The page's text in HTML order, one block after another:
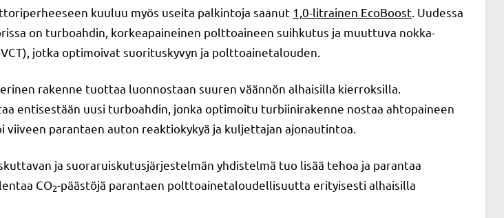
kuuluu myös useita palkintoja saanut 1,0-litrainen EcoBoost . Uudessa
on turboahdin, korkeapaineinen polttoaineen suihkutus ja muuttuva nokka-
jotka optimoivat suorituskyvyn ja polttoainetalouden.
rakenne tuottaa luonnostaan suuren väännön alhaisilla kierroksilla.
entisestään uusi turboahdin, jonka optimoitu turbiinirakenne nostaa ahtopaineen
viiveen parantaen auton reaktiokykyä ja kuljettajan ajonautintoa.
ja suoraruiskutusjärjestelmän yhdistelmä tuo lisää tehoa ja parantaa
CO2-päästöjä parantaen polttoainetaloudellisuutta erityisesti alhaisilla